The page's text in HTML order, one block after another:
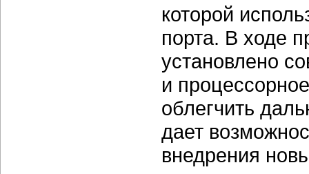
которой
порта. В ходе
установлено
и
облегчить
дает
внедрения